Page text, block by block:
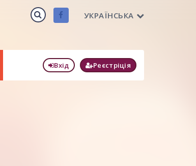
УКРАЇНСЬКА
Вхід Реєстріція